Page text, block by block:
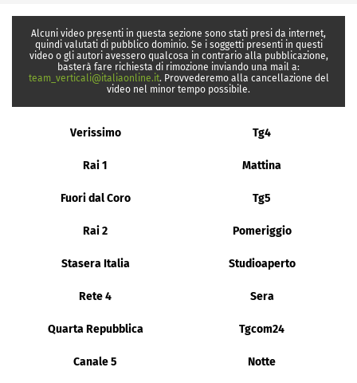
Alcuni video presenti in questa sezione sono stati presi da internet,
quindi valutati di pubblico dominio. Se i soggetti presenti in questi
video o gli autori avessero qualcosa in contrario alla pubblicazione,
basterà fare richiesta di rimozione inviando una mail a:
team_verticali@italiaonline.it. Provvederemo alla cancellazione del
video nel minor tempo possibile.
Verissimo Tg4
Rai 1 Mattina
Fuori dal Coro Tg5
Rai 2 Pomeriggio
Stasera Italia Studioaperto
Rete 4 Sera
Quarta Repubblica Tgcom24
Canale 5 Notte